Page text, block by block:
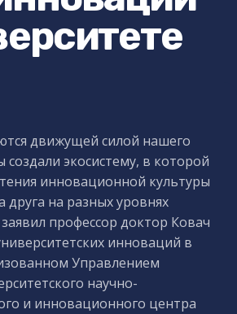
движущей силой нашего
экосистему, в которой
инновационной культуры
друга на разных уровнях
профессор доктор Ковач
инноваций в
Управлением
научно-
и инновационного центра